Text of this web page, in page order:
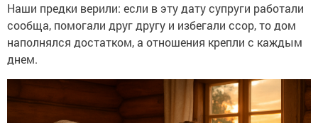
Наши предки верили: если в эту дату супруги работали
сообща, помогали друг другу и избегали ссор, то дом
наполнялся достатком, а отношения крепли с каждым
днем.